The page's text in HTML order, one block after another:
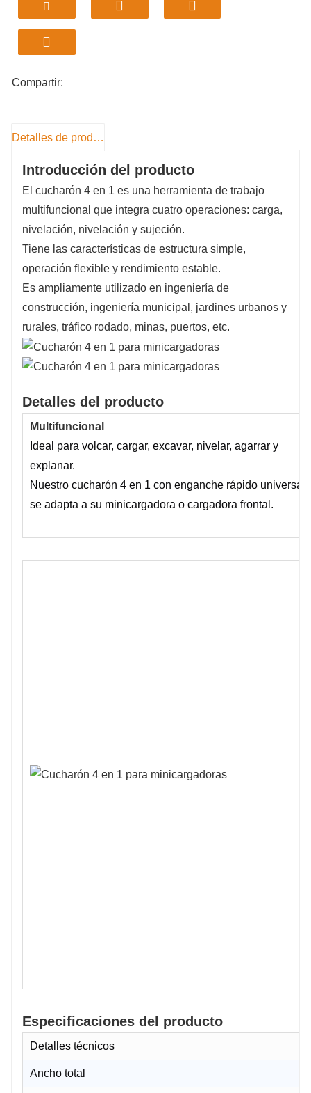
Compartir:
Detalles de producto
Introducción del producto
El cucharón 4 en 1 es una herramienta de trabajo
multifuncional que integra cuatro operaciones: carga,
nivelación, nivelación y sujeción.
Tiene las características de estructura simple,
operación flexible y rendimiento estable.
Es ampliamente utilizado en ingeniería de
construcción, ingeniería municipal, jardines urbanos y
rurales, tráfico rodado, minas, puertos, etc.
Detalles del producto
Multifuncional
Ideal para volcar, cargar, excavar, nivelar, agarrar y
explanar.
Nuestro cucharón 4 en 1 con enganche rápido universal
se adapta a su minicargadora o cargadora frontal.
Especificaciones del producto
Detalles técnicos
Ancho total